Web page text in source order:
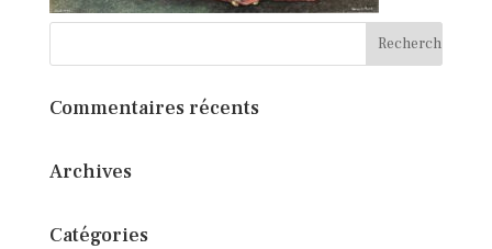
Commentaires récents
Archives
Catégories